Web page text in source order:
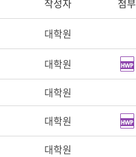
작성자 첨부
대학원
대학원
대학원
대학원
대학원